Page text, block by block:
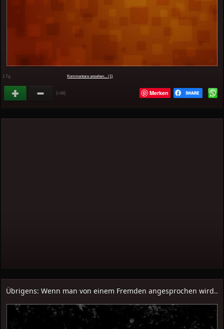
1 Tg. Kommentare ansehen... (1)
(+88) Merken
Übrigens: Wenn man von einem Fremden angesprochen wird..